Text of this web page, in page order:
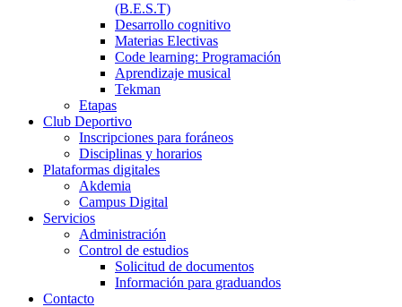
(B.E.S.T)
Desarrollo cognitivo
Materias Electivas
Code learning: Programación
Aprendizaje musical
Tekman
Etapas
Club Deportivo
Inscripciones para foráneos
Disciplinas y horarios
Plataformas digitales
Akdemia
Campus Digital
Servicios
Administración
Control de estudios
Solicitud de documentos
Información para graduandos
Contacto